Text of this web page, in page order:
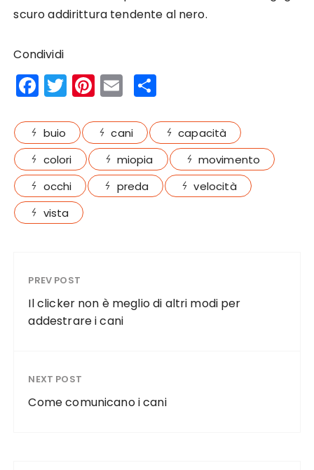
scuro addirittura tendente al nero.
Condividi
F
c
e
b
o
o
T
it
te
r
Pi
te
re
st
E
ai
l
a
re
buio cani
capacità
colori
miopia
movimento
occhi
preda
velocità
vista
PREV POST
Il clicker non è meglio di altri modi per
addestrare i cani
NEXT POST
Come comunicano i cani